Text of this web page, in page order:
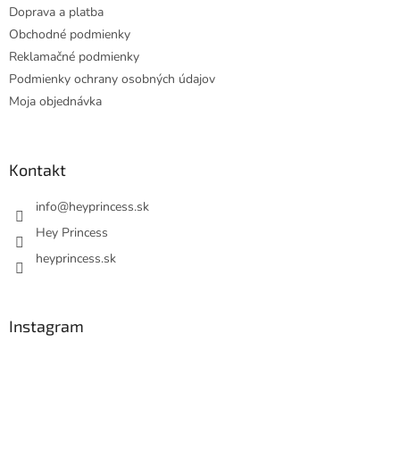
Doprava a platba
Obchodné podmienky
Reklamačné podmienky
Podmienky ochrany osobných údajov
Moja objednávka
Kontakt
info@heyprincess.sk
Hey Princess
heyprincess.sk
Instagram